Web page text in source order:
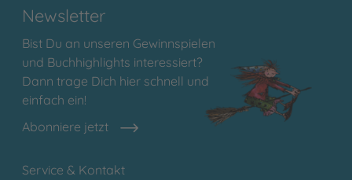
Newsletter
Bist Du an unseren Gewinnspielen
und Buchhighlights interessiert?
Dann trage Dich hier schnell und
einfach ein!
Abonniere jetzt
Service & Kontakt